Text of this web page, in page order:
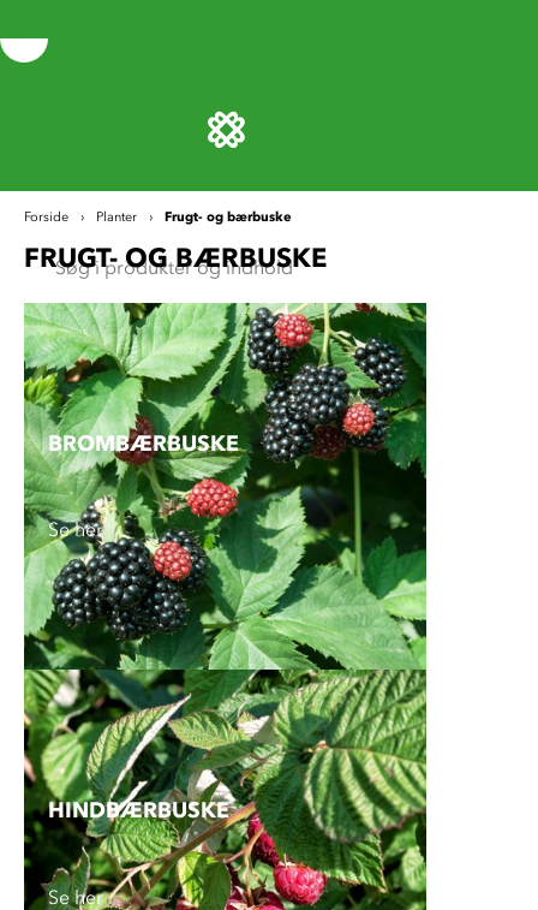
Forside Planter Frugt- og bærbuske
FRUGT- OG BÆRBUSKE
BROMBÆR­BUSKE
Se her
HINDBÆR­BUSKE
Se her